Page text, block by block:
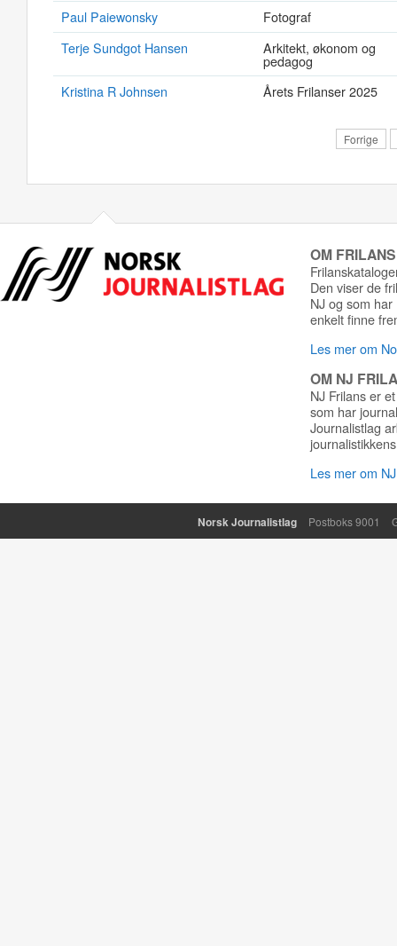
Paul Paiewonsky
Fotograf
Terje Sundgot Hansen
Arkitekt, økonom og
pedagog
Kristina R Johnsen
Årets Frilanser 2025
Forrige
OM
Den viser de
NJ og som
enkelt finne
Les mer om
OM NJ
NJ Frilans er
som har
Journalistlag
Les mer om
Norsk Journalistlag Postboks 9001